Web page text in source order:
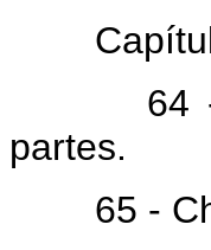
64 -
partes.
65 -